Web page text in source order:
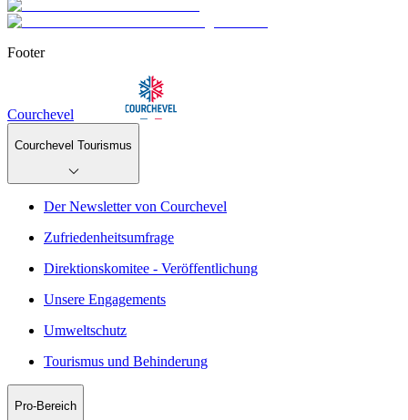
Footer
Courchevel
Courchevel Tourismus
Der Newsletter von Courchevel
Zufriedenheitsumfrage
Direktionskomitee - Veröffentlichung
Unsere Engagements
Umweltschutz
Tourismus und Behinderung
Pro-Bereich